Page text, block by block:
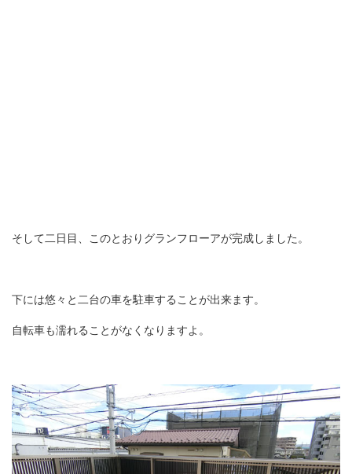
そして二日目、このとおりグランフローアが完成しました。
下には悠々と二台の車を駐車することが出来ます。
自転車も濡れることがなくなりますよ。